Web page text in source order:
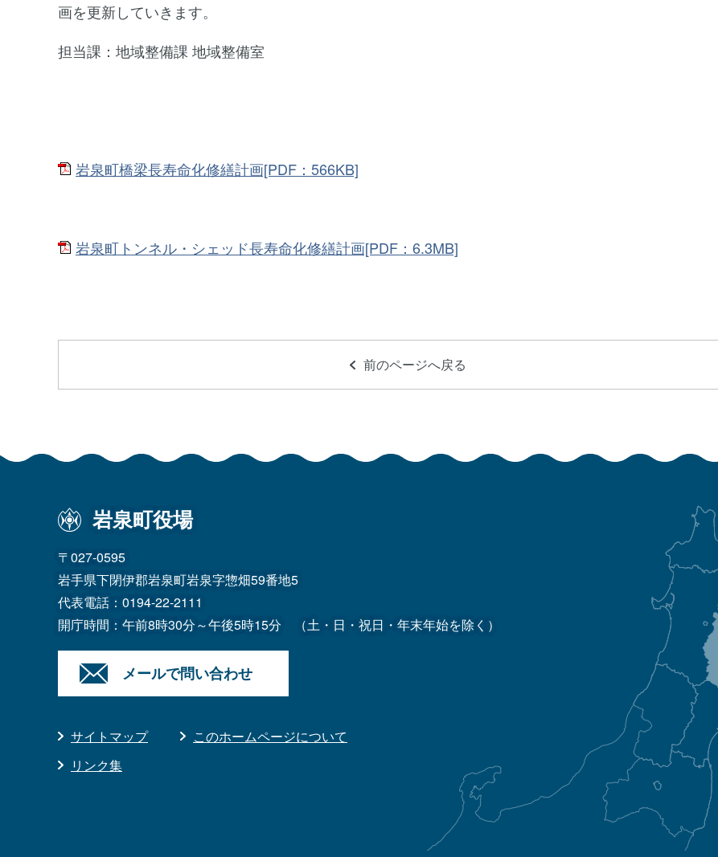
画を更新していきます。
担当課：地域整備課 地域整備室
岩泉町橋梁長寿命化修繕計画[PDF：566KB]
岩泉町トンネル・シェッド長寿命化修繕計画[PDF：6.3MB]
前のページへ戻る
岩泉町役場
〒027-0595
岩手県下閉伊郡岩泉町岩泉字惣畑59番地5
代表電話： 0194-22-2111
開庁時間：午前8時30分～午後5時15分
（土・日・祝日・年末年始を除く）
メールで問い合わせ
サイトマップ
このホームページについて
リンク集